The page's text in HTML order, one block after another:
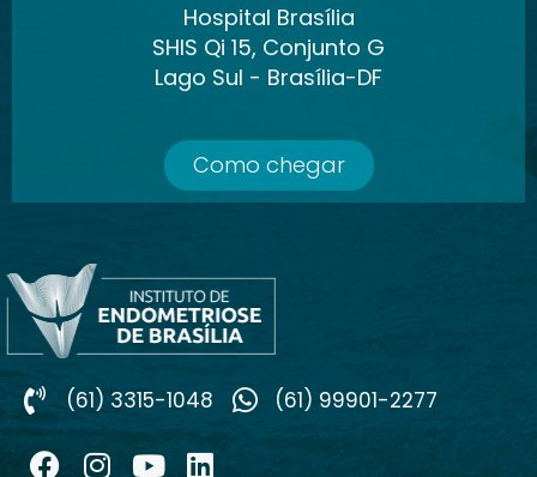
Hospital Brasília
SHIS Qi 15, Conjunto G
Lago Sul - Brasília-DF
Como chegar
(61) 3315-1048 (61) 99901-2277